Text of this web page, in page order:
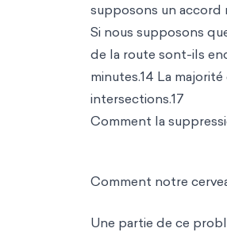
supposons un accord
Si nous supposons
de la route sont-ils
minutes.14 La
intersections.17
Comment la
Comment notre
Une partie de ce